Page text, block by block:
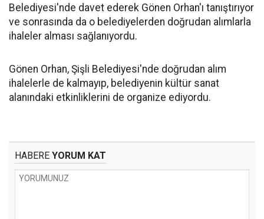
Belediyesi'nde davet ederek Gönen Orhan'ı tanıştırıyor
ve sonrasında da o belediyelerden doğrudan alımlarla
ihaleler alması sağlanıyordu.
Gönen Orhan, Şişli Belediyesi'nde doğrudan alım
ihalelerle de kalmayıp, belediyenin kültür sanat
alanındaki etkinliklerini de organize ediyordu.
HABERE YORUM KAT